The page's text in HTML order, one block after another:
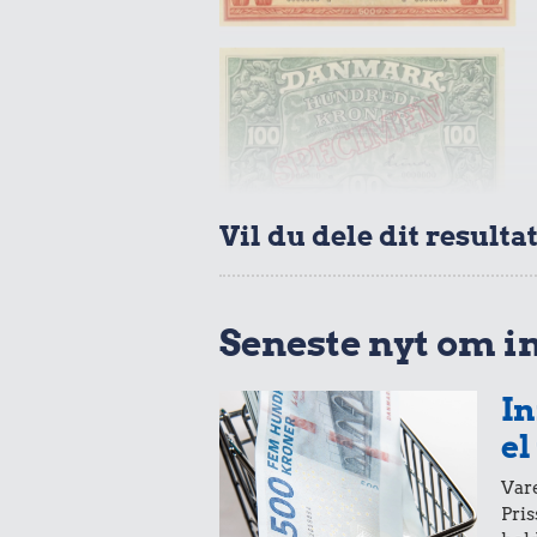
1 kg kartofler
0,36 kr.
Æble
Udvalgte varer fra danskernes
Vil du dele dit
Seneste nyt om